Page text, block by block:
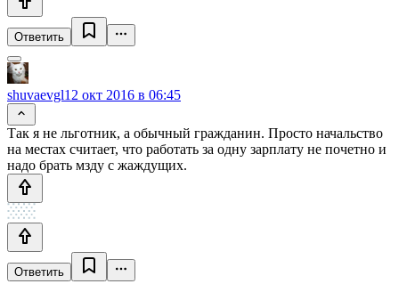
Ответить
shuvaevgl12 окт 2016 в 06:45
Так я не льготник, а обычный гражданин. Просто начальство
на местах считает, что работать за одну зарплату не почетно и
надо брать мзду с жаждущих.
Ответить